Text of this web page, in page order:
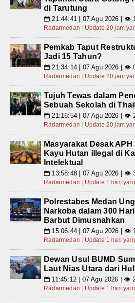
di Tarutung
📅 21:44:41 | 07 Agu 2026 | 👁
Radarmedan | Update 20 jam
Pemkab Taput
Jadi 15 Tahun?
📅 21:34:14 | 07 Agu 2026 | 👁
Radarmedan | Update 20 jam
Tujuh Tewas dalam
Sebuah Sekolah di
📅 21:16:54 | 07 Agu 2026 | 👁
Radarmedan | Update 20 jam
Masyarakat Desak
Kayu Hutan illegal di
Intelektual
📅 13:58:48 | 07 Agu 2026 | 👁
Radarmedan | Update 1 hari
Polrestabes Medan
Narkoba dalam 300
Barbut Dimusnahkan
📅 15:06:44 | 07 Agu 2026 | 👁
Radarmedan | Update 1 hari
Dewan Usul BUMD
Laut Nias Utara dari
📅 11:45:12 | 07 Agu 2026 | 👁
Radarmedan | Update 1 hari